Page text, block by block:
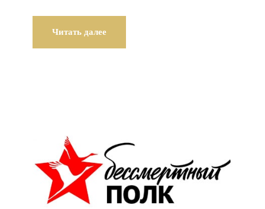
Читать далее